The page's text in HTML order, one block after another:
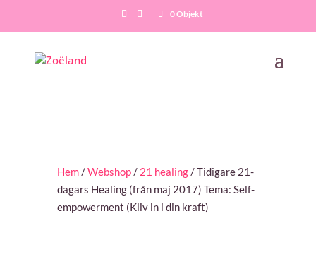
0 Objekt
Hem/Webshop/ 21 healing/ Tidigare 21-
dagars Healing (från maj 2017) Tema: Self-
empowerment (Kliv in i din kraft)